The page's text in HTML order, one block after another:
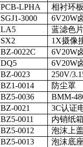
PCB-LPHA
相衬环
SGJ1-3000
6V20W
LA5
蓝滤色
SX2
1X摄像
BZ-0022C 6V20W
DQ5
6V20W
BZ-0023
250V/
BZ1-0014
防尘罩
BZ5-0036
BMM-
BZ-0021
3C认证
BZ5-0011
内销纸
BZ5-0012
泡沫上
BZ5-0013
泡沫底